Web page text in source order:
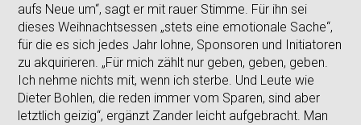
aufs Neue um“, sagt er mit rauer Stimme. Für ihn sei
dieses Weihnachtsessen „stets eine emotionale Sache“,
für die es sich jedes Jahr lohne, Sponsoren und Initiatoren
zu akquirieren. „Für mich zählt nur geben, geben, geben.
Ich nehme nichts mit, wenn ich sterbe. Und Leute wie
Dieter Bohlen, die reden immer vom Sparen, sind aber
letztlich geizig“, ergänzt Zander leicht aufgebracht. Man